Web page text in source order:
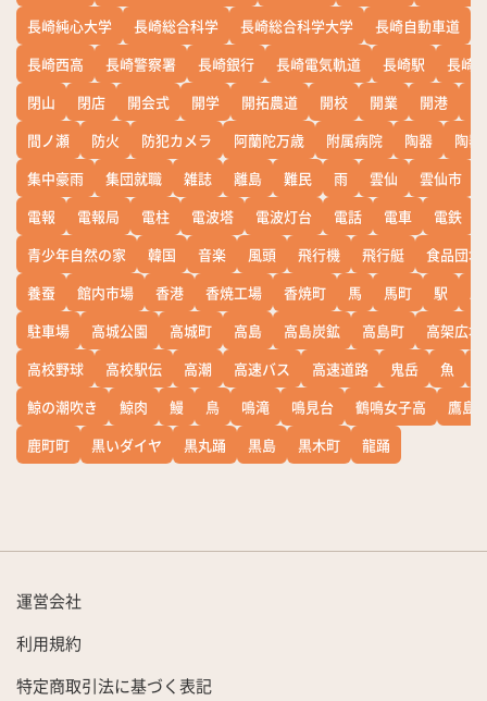
長崎純心大学
長崎総合科学 長崎総合科学大学 長崎自動車道
長崎西高
長崎警察署 長崎銀行 長崎電気軌道 長崎駅
長崎
閉山
閉店 開会式 開学 開拓農道 開校 開業 開港
間ノ瀬
防火 防犯カメラ 阿蘭陀万歳 附属病院 陶器
陶器
集中豪雨
集団就職 雑誌 離島 難民 雨 雲仙 雲仙市
電報
電報局 電柱 電波塔 電波灯台 電話 電車 電鉄
青少年自然の家
韓国 音楽 風頭 飛行機 飛行艇
食品団地
養蚕
館内市場 香港 香焼工場 香焼町 馬 馬町 駅
駐車場
高城公園 高城町 高島 高島炭鉱 高島町
高架広場
高校野球
高校駅伝 高潮 高速バス 高速道路 鬼岳 魚
鯨の潮吹き
鯨肉 鰻 鳥 鳴滝 鳴見台 鶴鳴女子高
鷹島
鹿町町
黒いダイヤ 黒丸踊 黒島 黒木町 龍踊
運営会社
利用規約
特定商取引法に基づく表記